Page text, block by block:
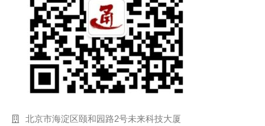
北京市海淀区颐和园路2号未来科技大厦